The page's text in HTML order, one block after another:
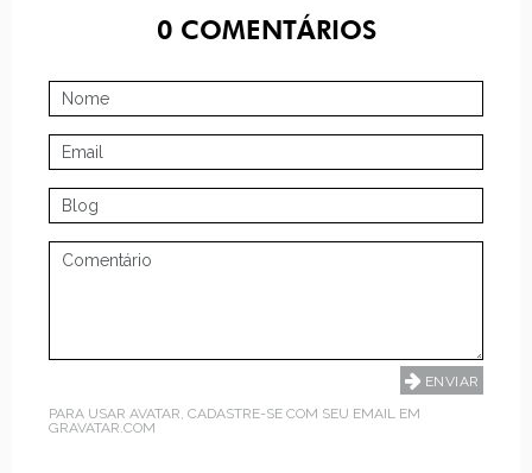
0COMENTÁRIOS
PARA USAR AVATAR, CADASTRE-SE COM SEU EMAIL EM
GRAVATAR.COM